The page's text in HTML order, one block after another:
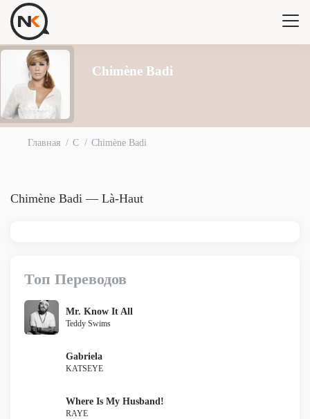
Chimène Badi
Главная C Chimène Badi
Chimène Badi — Là-Haut
Топ Переводов
Mr. Know It All
Teddy Swims
Gabriela
KATSEYE
Where Is My Husband!
RAYE